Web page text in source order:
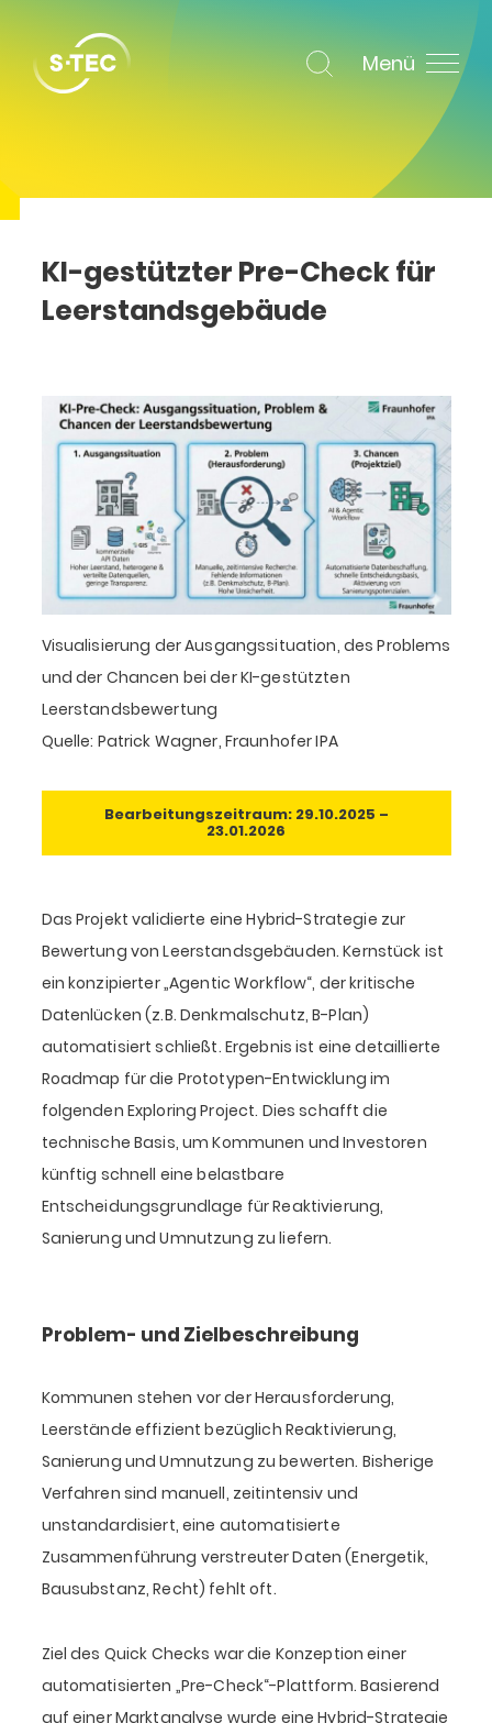
Menü
KI-gestützter Pre-Check für
Leerstandsgebäude
Visualisierung der Ausgangssituation, des Problems
und der Chancen bei der KI-gestützten
Leerstandsbewertung
Quelle: Patrick Wagner, Fraunhofer IPA
Bearbeitungszeitraum: 29.10.2025 –
23.01.2026
Das Projekt validierte eine Hybrid-Strategie zur
Bewertung von Leerstandsgebäuden. Kernstück ist
ein konzipierter „Agentic Workflow“, der kritische
Datenlücken (z.B. Denkmalschutz, B-Plan)
automatisiert schließt. Ergebnis ist eine detaillierte
Roadmap für die Prototypen-Entwicklung im
folgenden Exploring Project. Dies schafft die
technische Basis, um Kommunen und Investoren
künftig schnell eine belastbare
Entscheidungsgrundlage für Reaktivierung,
Sanierung und Umnutzung zu liefern.
Problem- und Zielbeschreibung
Kommunen stehen vor der Herausforderung,
Leerstände effizient bezüglich Reaktivierung,
Sanierung und Umnutzung zu bewerten. Bisherige
Verfahren sind manuell, zeitintensiv und
unstandardisiert, eine automatisierte
Zusammenführung verstreuter Daten (Energetik,
Bausubstanz, Recht) fehlt oft.
Ziel des Quick Checks war die Konzeption einer
automatisierten „Pre-Check“-Plattform. Basierend
auf einer Marktanalyse wurde eine Hybrid-Strategie